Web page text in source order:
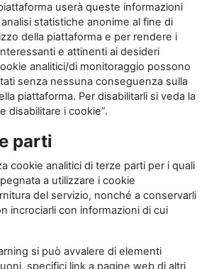
userà queste informazioni
statistiche anonime al fine di
della piattaforma e per rendere i
e attinenti ai desideri
analitici/di monitoraggio possono
senza nessuna conseguenza sulla
piattaforma. Per disabilitarli si veda la
disabilitare i cookie”.
parti
cookie analitici di terze parti per i quali
a utilizzare i cookie
del servizio, nonché a conservarli
incrociarli con informazioni di cui
si può avvalere di elementi
specifici link a pagine web di altri